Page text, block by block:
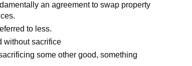
an agreement to swap property
to less.
without sacrifice
some other good, something